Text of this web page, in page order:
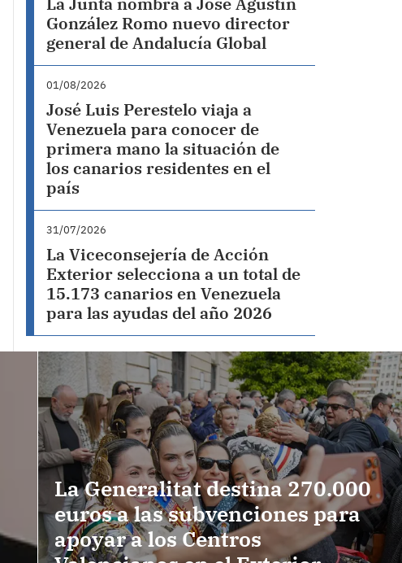
González Romo nuevo director
general de Andalucía Global
01/08/2026
José Luis Perestelo viaja a
Venezuela para conocer de
primera mano la situación de
los canarios residentes en el
país
31/07/2026
La Viceconsejería de Acción
Exterior selecciona a un total de
15.173 canarios en Venezuela
para las ayudas del año 2026
La Generalitat destina 270.000
euros a las subvenciones para
apoyar a los Centros